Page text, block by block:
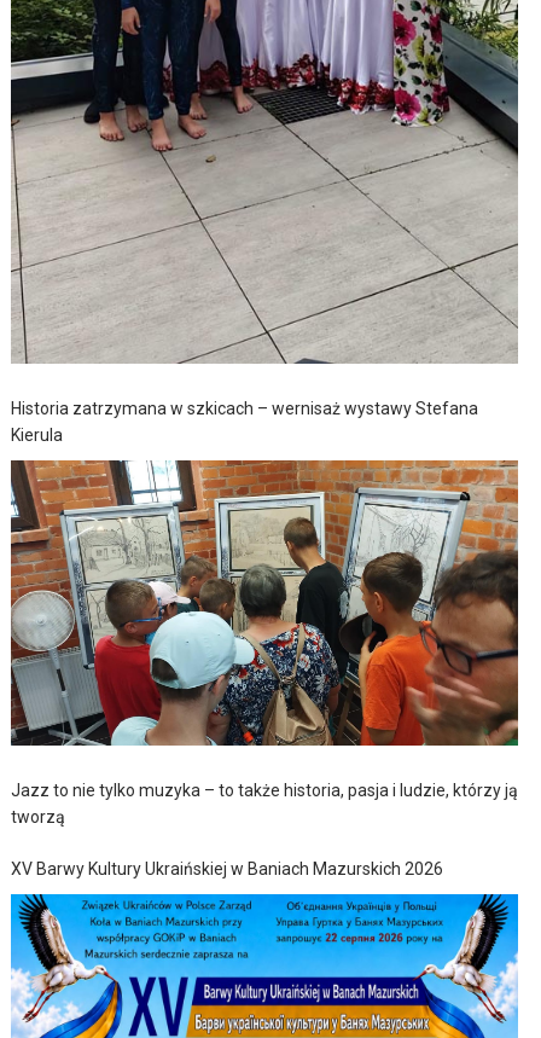
Historia zatrzymana w szkicach – wernisaż wystawy Stefana
Kierula
Jazz to nie tylko muzyka – to także historia, pasja i ludzie, którzy ją
tworzą
XV Barwy Kultury Ukraińskiej w Baniach Mazurskich 2026